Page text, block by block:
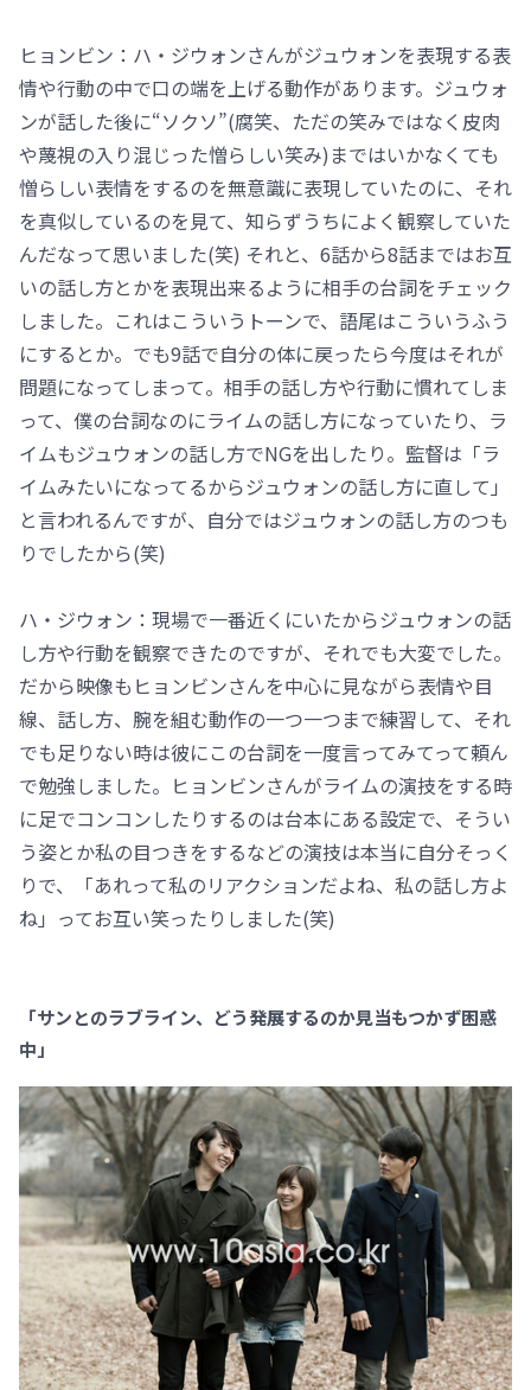
ヒョンビン：ハ・ジウォンさんがジュウォンを表現する表
情や行動の中で口の端を上げる動作があります。ジュウォ
ンが話した後に“ソクソ”(腐笑、ただの笑みではなく皮肉
や蔑視の入り混じった憎らしい笑み)まではいかなくても
憎らしい表情をするのを無意識に表現していたのに、それ
を真似しているのを見て、知らずうちによく観察していた
んだなって思いました(笑) それと、6話から8話まではお互
いの話し方とかを表現出来るように相手の台詞をチェック
しました。これはこういうトーンで、語尾はこういうふう
にするとか。でも9話で自分の体に戻ったら今度はそれが
問題になってしまって。相手の話し方や行動に慣れてしま
って、僕の台詞なのにライムの話し方になっていたり、ラ
イムもジュウォンの話し方でNGを出したり。監督は「ラ
イムみたいになってるからジュウォンの話し方に直して」
と言われるんですが、自分ではジュウォンの話し方のつも
りでしたから(笑)
ハ・ジウォン：現場で一番近くにいたからジュウォンの話
し方や行動を観察できたのですが、それでも大変でした。
だから映像もヒョンビンさんを中心に見ながら表情や目
線、話し方、腕を組む動作の一つ一つまで練習して、それ
でも足りない時は彼にこの台詞を一度言ってみてって頼ん
で勉強しました。ヒョンビンさんがライムの演技をする時
に足でコンコンしたりするのは台本にある設定で、そうい
う姿とか私の目つきをするなどの演技は本当に自分そっく
りで、「あれって私のリアクションだよね、私の話し方よ
ね」ってお互い笑ったりしました(笑)
「サンとのラブライン、どう発展するのか見当もつかず困惑
中」